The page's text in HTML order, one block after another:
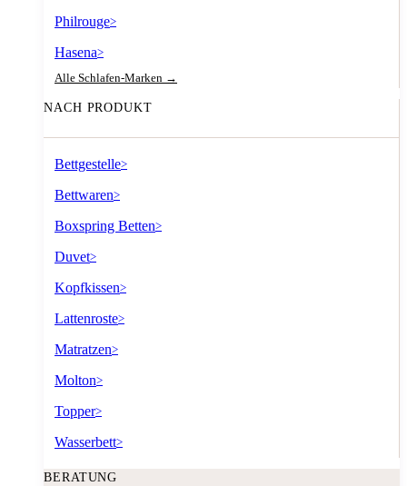
Philrouge>
Hasena>
Alle Schlafen-Marken →
NACH PRODUKT
Bettgestelle>
Bettwaren>
Boxspring Betten>
Duvet>
Kopfkissen>
Lattenroste>
Matratzen>
Molton>
Topper>
Wasserbett>
BERATUNG